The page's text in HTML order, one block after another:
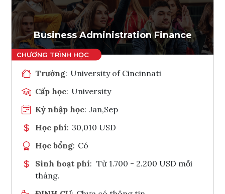
Tham vấn Interlink
Business Administration Finance
Trường: University of Cincinnati
Cấp học: University
Kỳ nhập học: Jan,Sep
Học phí: 30,010 USD
Học bổng: Có
Sinh hoạt phí: Từ 1.700 - 2.200 USD mỗi
tháng.